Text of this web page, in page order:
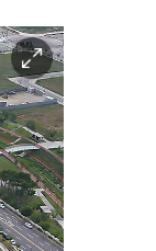
이
미
지
확
대